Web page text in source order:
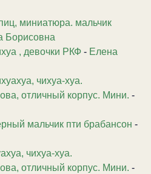
миниатюра. мальчик
Борисовна
, девочки РКФ - Елена
чихуа-хуа.
отличный корпус. Мини. -
мальчик пти брабансон -
чихуа-хуа.
отличный корпус. Мини. -